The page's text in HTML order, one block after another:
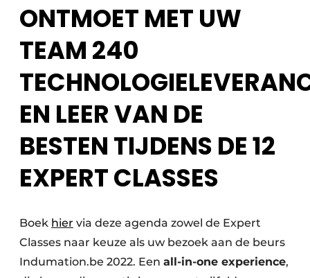
ONTMOET MET UW
TEAM 240
EN LEER VAN DE
BESTEN TIJDENS DE 12
EXPERT CLASSES
Boek hier via deze agenda zowel de Expert
Classes naar keuze als uw bezoek aan de beurs
Indumation.be 2022. Een all-in-one experience,